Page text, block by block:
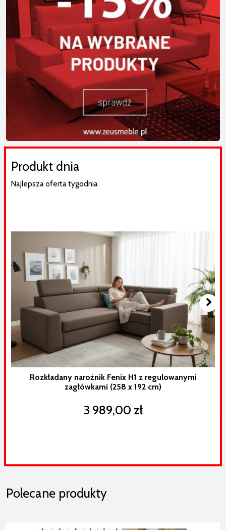
Produkt dnia
Najlepsza oferta tygodnia
Rozkładany narożnik Fenix H1 z regulowanymi
zagłówkami (258 x 192 cm)
3 989,00 zł
Polecane produkty